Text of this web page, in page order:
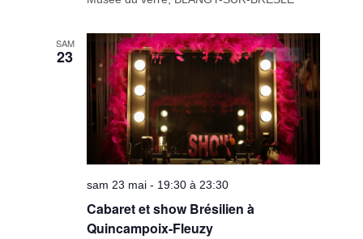
SAM
23
sam 23 mai - 19:30 à 23:30
Cabaret et show Brésilien à
Quincampoix-Fleuzy